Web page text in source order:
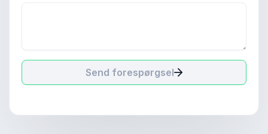
Send forespørgsel